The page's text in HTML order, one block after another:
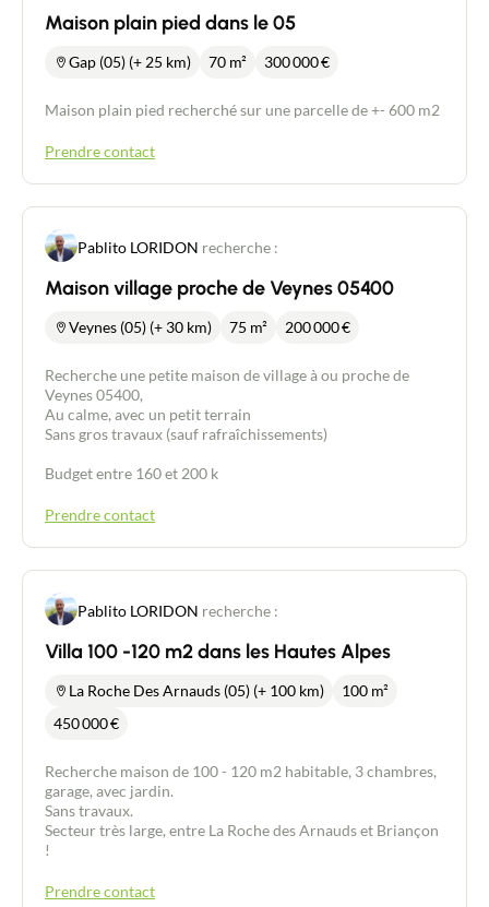
Maison plain pied dans le 05
Gap (05) (+ 25 km) 70 m² 300 000€
Maison plain pied recherché sur une parcelle de +- 600 m2
Prendre contact
Pablito LORIDON recherche :
Maison village proche de Veynes 05400
Veynes (05) (+ 30 km) 75 m² 200 000€
Recherche une petite maison de village à ou proche de
Veynes 05400,
Au calme, avec un petit terrain
Sans gros travaux (sauf rafraîchissements)
Budget entre 160 et 200 k
Prendre contact
Pablito LORIDON recherche :
Villa 100 -120 m2 dans les Hautes Alpes
La Roche Des Arnauds (05) (+ 100 km)
100 m²
450 000€
Recherche maison de 100 - 120 m2 habitable, 3 chambres,
garage, avec jardin.
Sans travaux.
Secteur très large, entre La Roche des Arnauds et Briançon
!
Prendre contact